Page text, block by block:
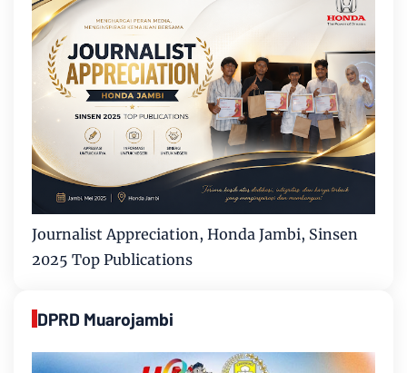
Journalist Appreciation, Honda Jambi, Sinsen
2025 Top Publications
DPRD Muarojambi